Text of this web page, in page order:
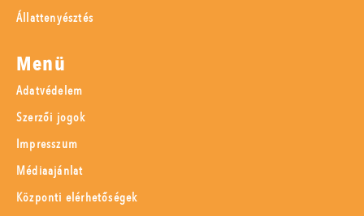
Állattenyésztés
Menü
Adatvédelem
Szerzői jogok
Impresszum
Médiaajánlat
Központi elérhetőségek